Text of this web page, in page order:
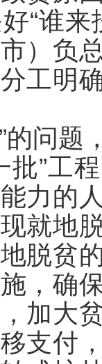
“谁
）负
工明
的问
批”工
力的
就地
脱贫
，确
加大
支付